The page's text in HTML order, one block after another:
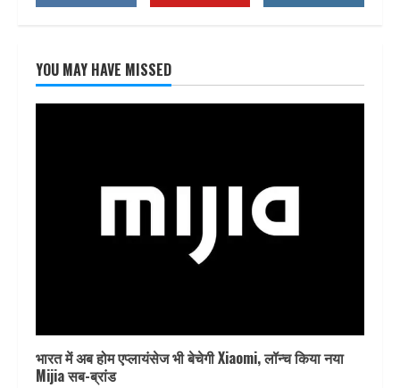
YOU MAY HAVE MISSED
भारत में अब होम एप्लायंसेज भी बेचेगी Xiaomi, लॉन्च किया नया
Mijia सब-ब्रांड